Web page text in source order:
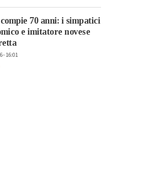
70 anni: i simpatici
e imitatore novese
- 16:01